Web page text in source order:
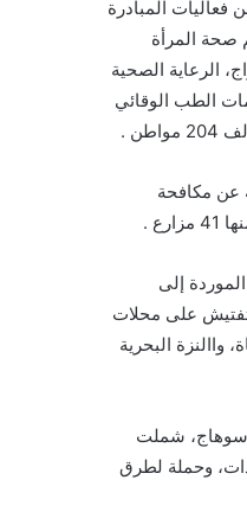
المبادرة
صحة المرأة
الرعاية الصحية
الطب الوقائي
عن مكافحة
.
الموردة إلى
تفتيش على محلات
البحرية
لمركز سوهاج، شملت
وحملة لطرق